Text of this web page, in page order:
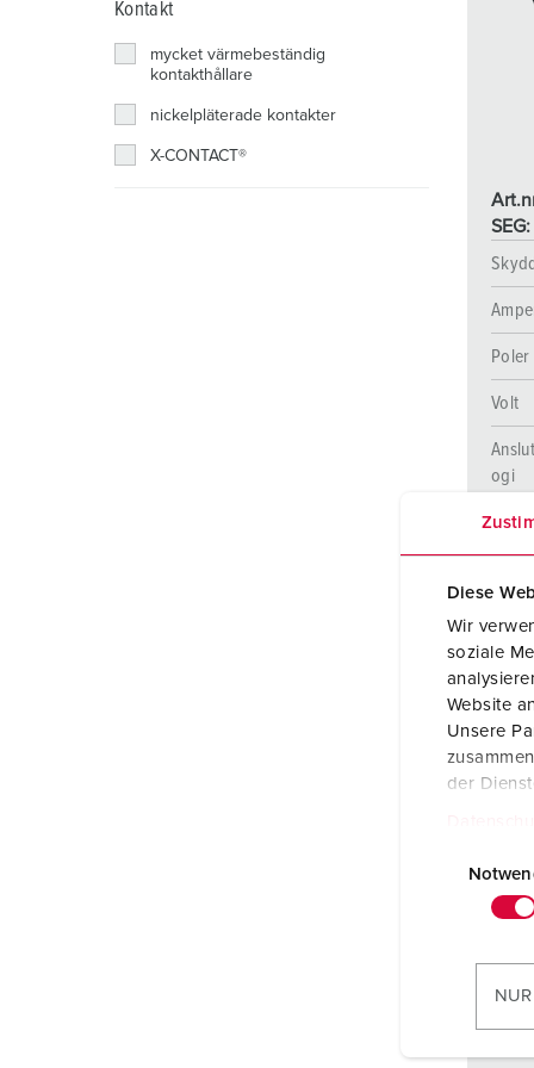
Diese
Wir
soziale
Website
Unsere
der
Uttagskombinationer
X-CONTACT®
Gruvdrift
Järnvägs- och transportföretag
Handelsmässor och utställningar
SCHUKO®
Klenspänning
Platser
Kontakt
mycket värmebeständig
kontakthållare
nickelpläterade kontakter
X-CONTACT®
SEG:
Poler
Volt
ogi